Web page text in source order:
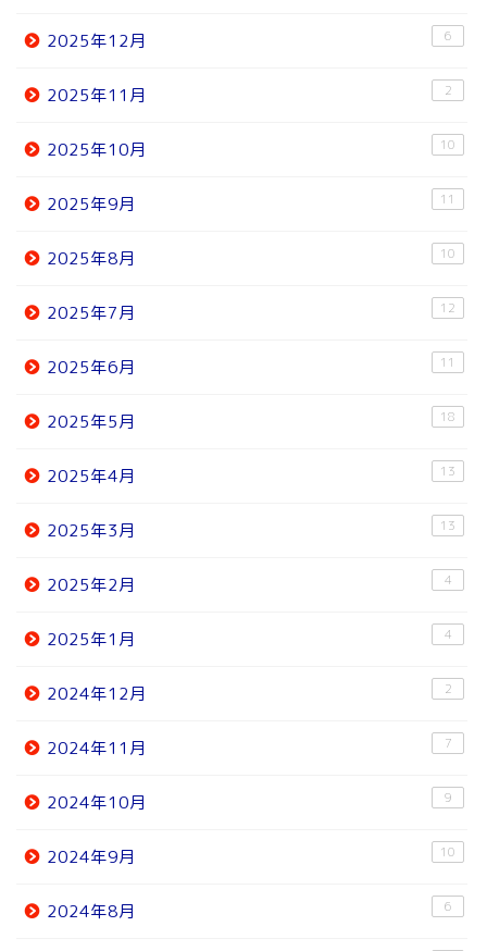
2025年12月 6
2025年11月 2
2025年10月 10
2025年9月 11
2025年8月 10
2025年7月 12
2025年6月 11
2025年5月 18
2025年4月 13
2025年3月 13
2025年2月 4
2025年1月 4
2024年12月 2
2024年11月 7
2024年10月 9
2024年9月 10
2024年8月 6